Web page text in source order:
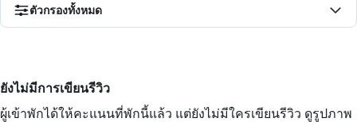
ตัวกรองทั้งหมด
ยังไม่มีการเขียนรีวิว
ผู้เข้าพักได้ให้คะแนนที่พักนี้แล้ว แต่ยังไม่มีใครเขียนรีวิว ดูรูปภาพ